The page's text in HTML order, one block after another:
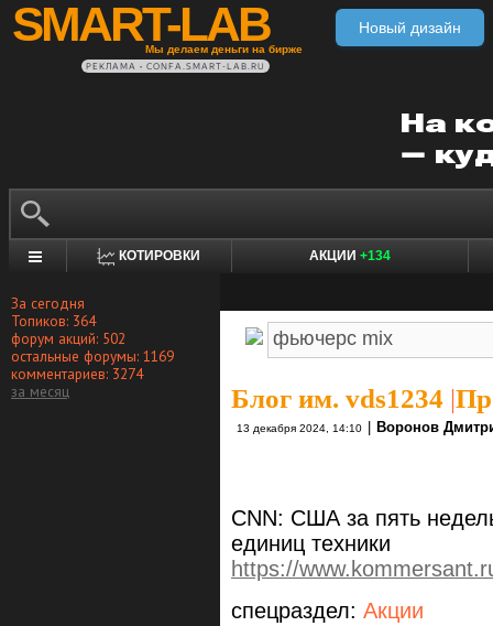
SMART-LAB
Мы делаем деньги на бирже
Новый дизайн
РЕКЛАМА • CONFA.SMART-LAB.RU
КОТИРОВКИ АКЦИИ +134
За сегодня
Топиков: 364
форум акций: 502
остальные форумы: 1169
комментариев: 3274
за месяц
Блог им. vds1234 |
13 декабря 2024, 14:10 Воронов
CNN: США за пять
единиц техники
https://
спецраздел: Акции